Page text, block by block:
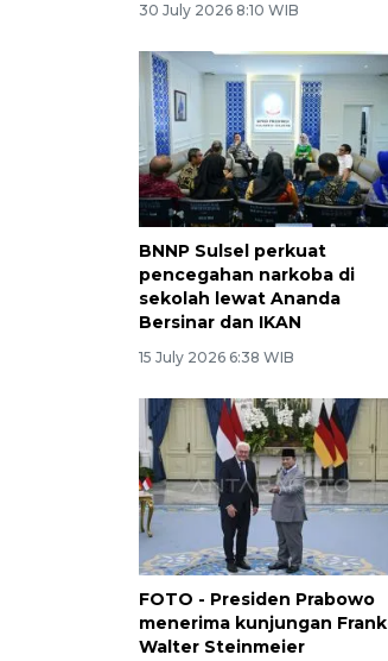
30 July 2026 8:10 WIB
BNNP Sulsel perkuat
pencegahan narkoba di
sekolah lewat Ananda
Bersinar dan IKAN
15 July 2026 6:38 WIB
FOTO - Presiden Prabowo
menerima kunjungan
Walter Steinmeier